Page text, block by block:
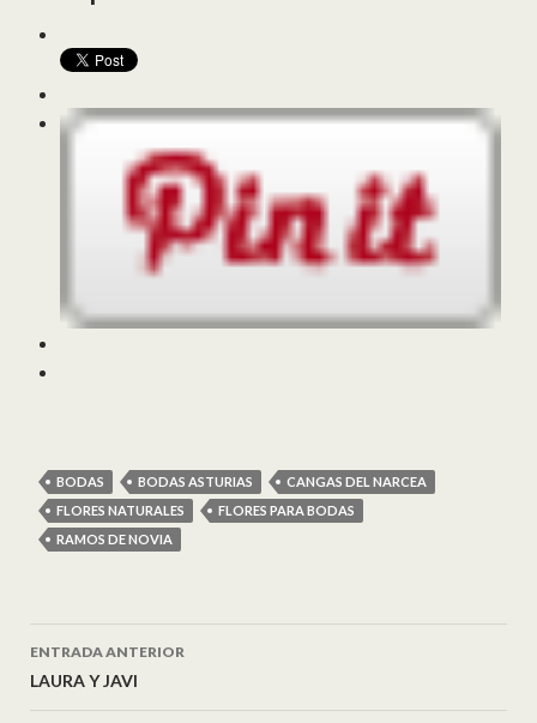
BODAS BODAS ASTURIAS
CANGAS DEL NARCEA
FLORES NATURALES
FLORES PARA BODAS
RAMOS DE NOVIA
Navegación de entradas
ENTRADA ANTERIOR
LAURA Y JAVI